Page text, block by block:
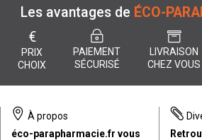
Les avantages de ÉCO-
€
PRIX
CHOIX
PAIEMENT
SÉCURISÉ
LIVRAISON
CHEZ VOUS
À propos
éco-parapharmacie.fr vous